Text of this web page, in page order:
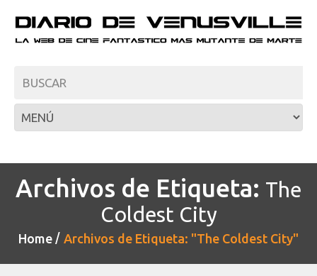
Archivos de Etiqueta: The
Coldest City
Home Archivos de Etiqueta: "The Coldest City"